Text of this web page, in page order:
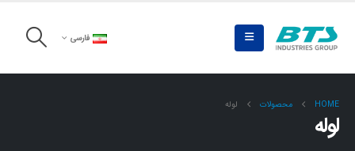
فارسی
HOME محصولات لوله
لوله